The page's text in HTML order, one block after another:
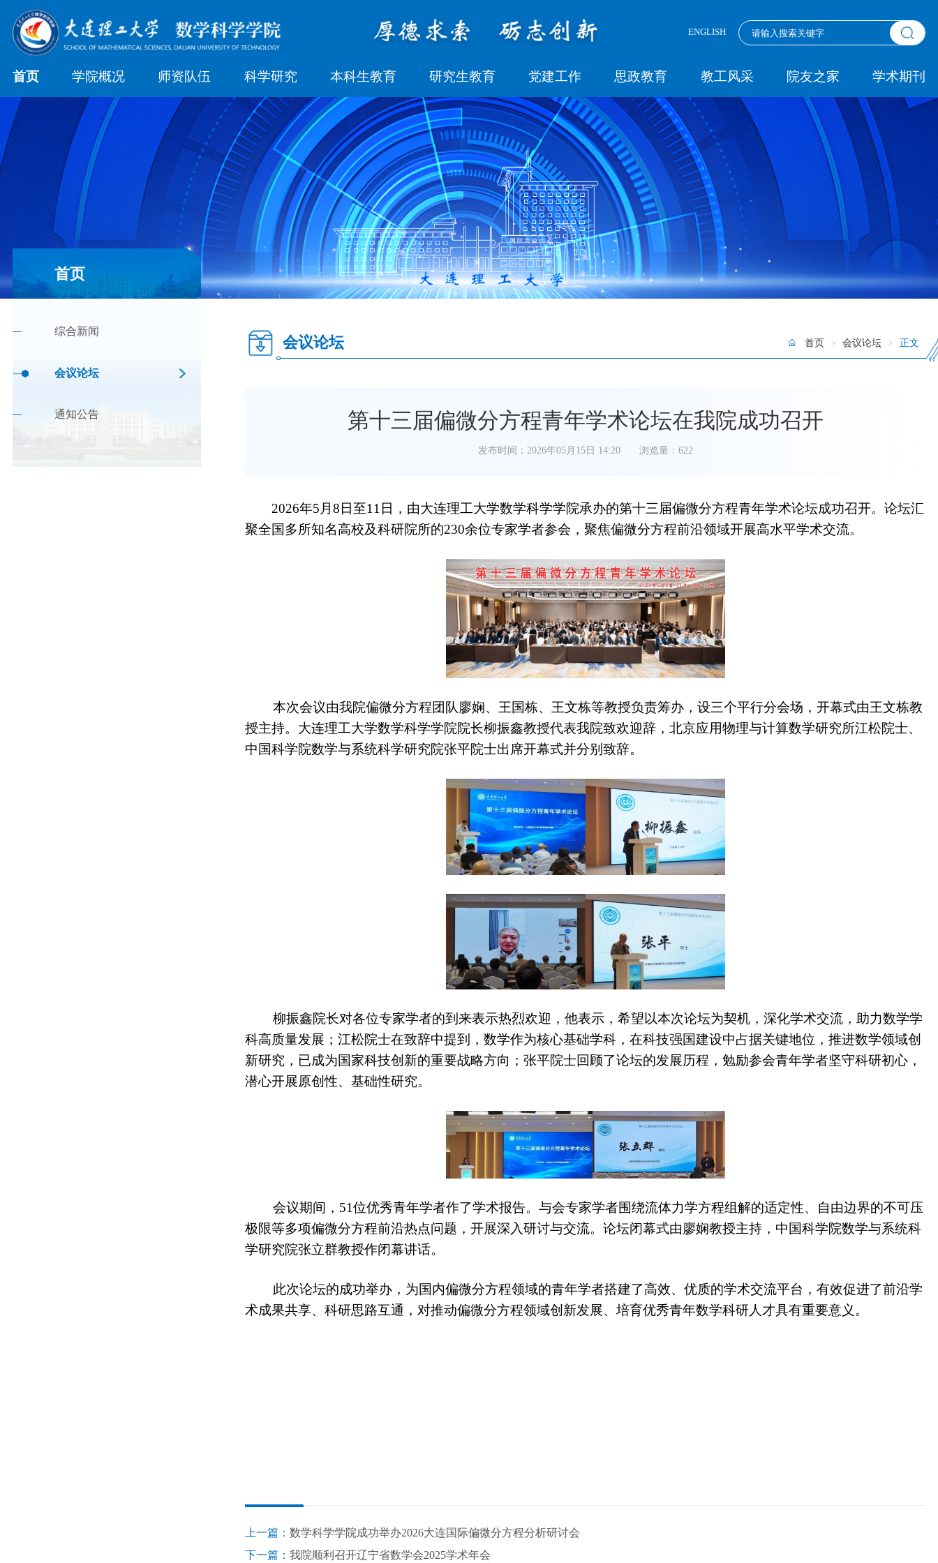
ENGLISH
首页 学院概况 师资队伍 科学研究 本科生教育 研究生教育 党建工作 思政教育 教工风采 院友之家 学术期刊
首页
综合新闻
会议论坛
通知公告
会议论坛 首页 > 会议论坛 > 正文
第十三届偏微分方程青年学术论坛在我院成功召开
发布时间：2026年05月15日 14:20 浏览量： 622
2026年5月8日至11日，由大连理工大学数学科学学院承办的第十三届偏微分方程青年学术论坛成功召开。论坛汇
聚全国多所知名高校及科研院所的230余位专家学者参会，聚焦偏微分方程前沿领域开展高水平学术交流。
本次会议由我院偏微分方程团队廖娴、王国栋、王文栋等教授负责筹办，设三个平行分会场，开幕式由王文栋教
授主持。大连理工大学数学科学学院院长柳振鑫教授代表我院致欢迎辞，北京应用物理与计算数学研究所江松院士、
中国科学院数学与系统科学研究院张平院士出席开幕式并分别致辞。
柳振鑫院长对各位专家学者的到来表示热烈欢迎，他表示，希望以本次论坛为契机，深化学术交流，助力数学学
科高质量发展；江松院士在致辞中提到，数学作为核心基础学科，在科技强国建设中占据关键地位，推进数学领域创
新研究，已成为国家科技创新的重要战略方向；张平院士回顾了论坛的发展历程，勉励参会青年学者坚守科研初心，
潜心开展原创性、基础性研究。
会议期间， 51位优秀青年学者作了学术报告。与会专家学者围绕流体力学方程组解的适定性、自由边界的不可压
极限等多项偏微分方程前沿热点问题，开展深入研讨与交流。论坛闭幕式由廖娴教授主持，中国科学院数学与系统科
学研究院张立群教授作闭幕讲话。
此次论坛的成功举办，为国内偏微分方程领域的青年学者搭建了高效、优质的学术交流平台，有效促进了前沿学
术成果共享、科研思路互通，对推动偏微分方程领域创新发展、培育优秀青年数学科研人才具有重要意义。
上一篇： 数学科学学院成功举办2026大连国际偏微分方程分析研讨会
下一篇： 我院顺利召开辽宁省数学会2025学术年会